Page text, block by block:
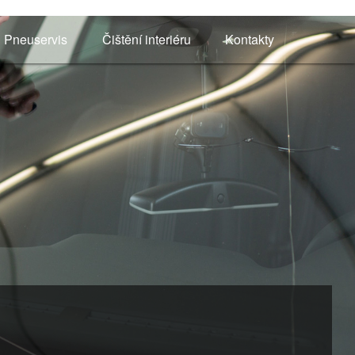
Pneuservis Čištění interiéru Kontakty